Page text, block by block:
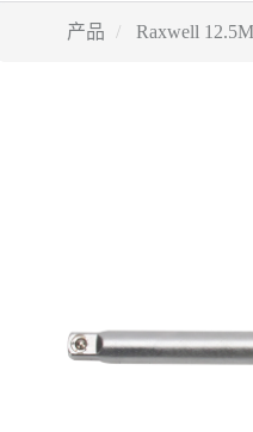
产品 Raxwell